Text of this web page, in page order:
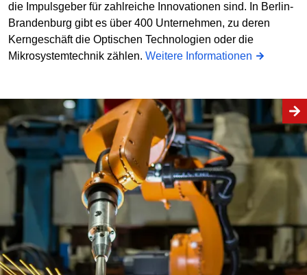
die Impulsgeber für zahlreiche Innovationen sind. In Berlin-
Brandenburg gibt es über 400 Unternehmen, zu deren
Kerngeschäft die Optischen Technologien oder die
Mikrosystemtechnik zählen. Weitere Informationen